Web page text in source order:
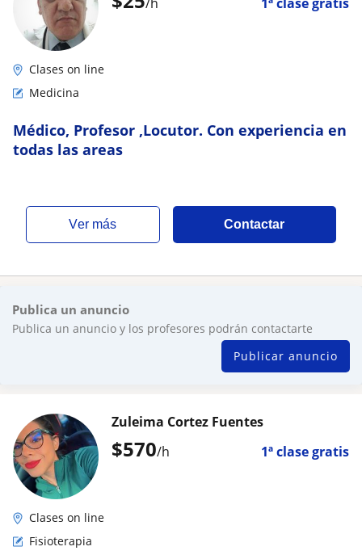
Clases on line
Medicina
Médico, Profesor ,Locutor. Con experiencia en
todas las areas
ver más Contactar
Publica un anuncio
Publica un anuncio y los profesores podrán contactarte
Publicar anuncio
$570/h 1ª clase gratis
Zuleima Cortez Fuentes
Clases on line
Fisioterapia